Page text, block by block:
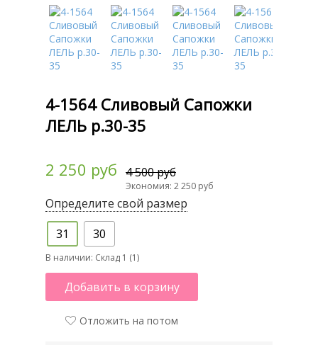
4-1564 Сливовый Сапожки
ЛЕЛЬ р.30-35
2 250 руб 4 500 руб
Экономия: 2 250 руб
Определите свой размер
31
30
В наличии: Склад 1 (1)
Добавить в корзину
Отложить на потом